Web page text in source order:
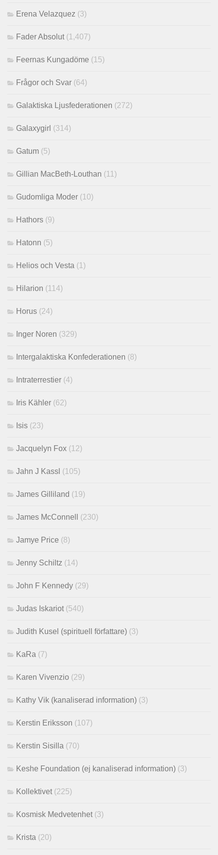
Erena Velazquez (3)
Fader Absolut (1,407)
Feernas Kungadöme (15)
Frågor och Svar (64)
Galaktiska Ljusfederationen (272)
Galaxygirl (314)
Gatum (5)
Gillian MacBeth-Louthan (11)
Gudomliga Moder (10)
Hathors (9)
Hatonn (5)
Helios och Vesta (1)
Hilarion (114)
Horus (24)
Inger Noren (329)
Intergalaktiska Konfederationen (8)
Intraterrestier (4)
Iris Kähler (62)
Isis (23)
Jacquelyn Fox (12)
Jahn J Kassl (105)
James Gilliland (19)
James McConnell (230)
Jamye Price (8)
Jenny Schiltz (14)
John F Kennedy (29)
Judas Iskariot (540)
Judith Kusel (spirituell författare) (3)
KaRa (7)
Karen Vivenzio (29)
Kathy Vik (kanaliserad information) (3)
Kerstin Eriksson (107)
Kerstin Sisilla (70)
Keshe Foundation (ej kanaliserad information) (3)
Kollektivet (225)
Kosmisk Medvetenhet (3)
Krista (20)